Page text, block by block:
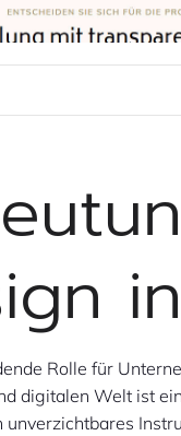
Rolle für
digitalen Welt ist